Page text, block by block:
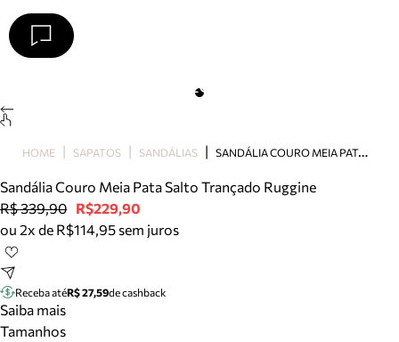
Papete
Scarpin
Mocassim
Bolsa
Tênis
Mule
Rasteira
Arezzo
HOME SAPATOS SANDÁLIAS S
ANDÁLIA COURO MEIA PATA SALTO TRANÇADO RUGGINE
Sandália Couro Meia Pata Salto Trançado Ruggine
R$ 339,90 R$229,90
ou 2x de R$114,95 sem juros
Receba atéR$ 27,59de cashback
Saiba mais
Tamanhos